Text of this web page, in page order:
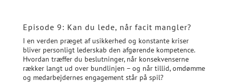
Episode 9: Kan du lede, når facit mangler?
I en verden præget af usikkerhed og konstante kriser
bliver personligt lederskab den afgørende kompetence.
Hvordan træffer du beslutninger, når konsekvenserne
rækker langt ud over bundlinjen – og når tillid, omdømme
og medarbejdernes engagement står på spil?